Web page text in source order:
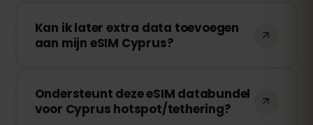
verbinding. Je kunt eenvoudig extra data
toevoegen via je eSIMFOX-dashboard en
Kan ik later extra data toevoegen
aan mijn eSIM Cyprus?
kopen zonder je eSIM opnieuw te hoeven
installeren. Log in op je account en kies
Ondersteunt deze eSIM databundel
voor Cyprus hotspot/tethering?